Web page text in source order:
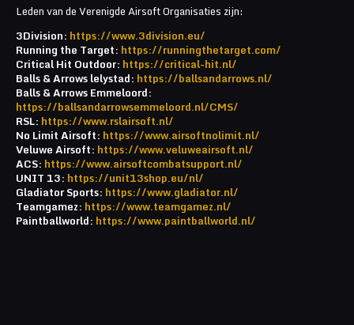
Leden van de Verenigde Airsoft Organisaties zijn:
3Division: https://www.3division.eu/
Running the Target: https://runningthetarget.com/
Critical Hit Outdoor: https://critical-hit.nl/
Balls & Arrows lelystad: https://ballsandarrows.nl/
Balls & Arrows Emmeloord:
https://ballsandarrowsemmeloord.nl/CMS/
RSL: https://www.rslairsoft.nl/
No Limit Airsoft: https://www.airsoftnolimit.nl/
Veluwe Airsoft: https://www.veluweairsoft.nl/
ACS: https://www.airsoftcombatsupport.nl/
UNIT 13: https://unit13shop.eu/nl/
Gladiator Sports: https://www.gladiator.nl/
Teamgamez: https://www.teamgamez.nl/
Paintballworld: https://www.paintballworld.nl/